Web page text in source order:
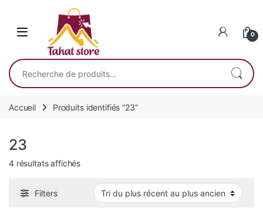
0
Recherche pour :
Accueil Produits identifiés “23”
23
4 résultats affichésTrié du plus récent au plus ancien
Filters